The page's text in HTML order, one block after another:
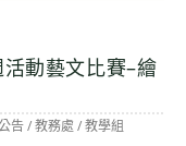
動藝文比賽–繪
告/教務處 /教學組